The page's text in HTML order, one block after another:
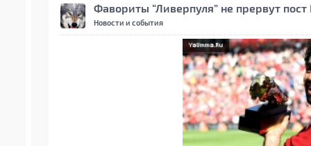
Фавориты “Ливерпуля” не прервут
Новости и события